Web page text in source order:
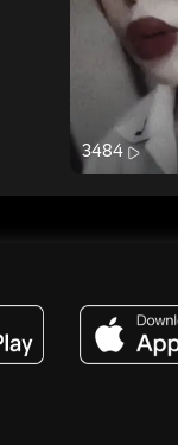
3484